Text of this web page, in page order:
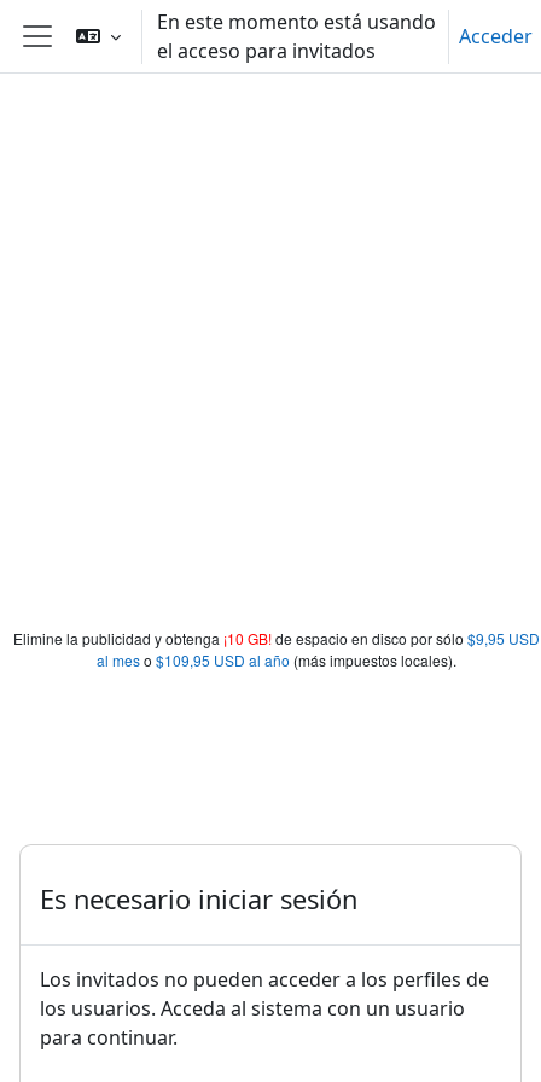
Salta al contenido principal
Elimine la publicidad y obtenga ¡10 GB!de espacio en disco por sólo $9,95 USD
al meso $109,95 USD al año (más impuestos locales).
Panel lateral
En este momento está usando
el acceso para invitados
Acceder
Es necesario iniciar sesión
Los invitados no pueden acceder a los perfiles de
los usuarios. Acceda al sistema con un usuario
para continuar.